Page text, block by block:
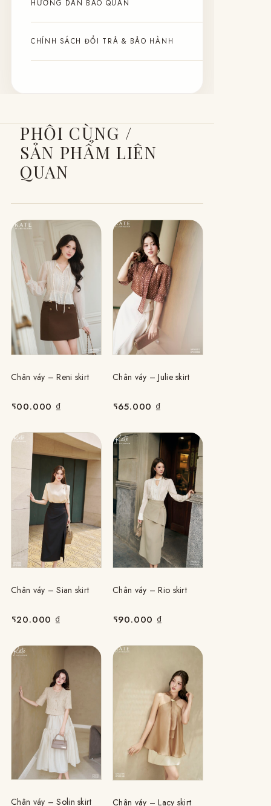
HƯỚNG DẪN BẢO QUẢN
CHÍNH SÁCH ĐỔI TRẢ & BẢO HÀNH
PHỐI CÙNG /
SẢN PHẨM LIÊN
QUAN
Chân váy – Reni skirt
500.000 ₫
Chân váy – Julie skirt
565.000 ₫
Chân váy – Sian skirt
520.000 ₫
Chân váy – Rio skirt
590.000 ₫
Chân váy – Solin skirt Chân váy – Lacy skirt